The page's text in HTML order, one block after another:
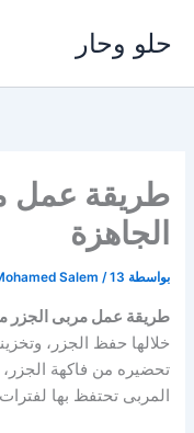
المحتوى
حلو وحار
طريقة عمل
الجاهزة
بواسطة Salem /13 مايو، 2025
طريقة عمل مربى الجزر
خلالها حفظ الجزر،
تحضيره من فاكهة الجزر،
المربى تحتفظ بها